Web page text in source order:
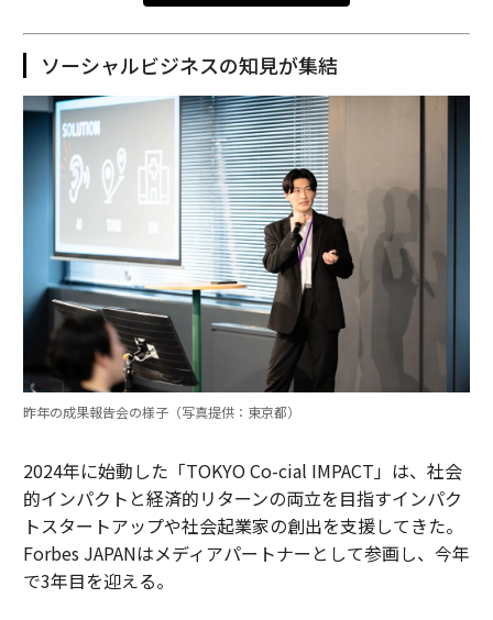
ソーシャルビジネスの知見が集結
昨年の成果報告会の様子（写真提供：東京都）
2024年に始動した「TOKYO Co-cial IMPACT」は、社会
的インパクトと経済的リターンの両立を目指すインパク
トスタートアップや社会起業家の創出を支援してきた。
Forbes JAPANはメディアパートナーとして参画し、今年
で3年目を迎える。